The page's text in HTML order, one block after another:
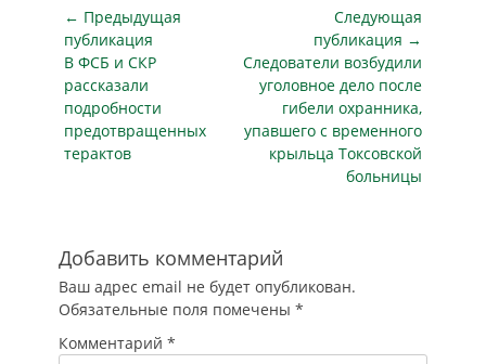
Федеральный закон
о внесении
изменений в
закон…
в четырех регионах
России, сообщает
РБК. То есть с 1
нескольких
регионах попавшие
в аварию водители
смогут оформить
Навигация
по
записям
← Предыдущая
публикация
Предыдущая
публикация
В ФСБ и СКР
рассказали
подробности
предотвращенных
терактов
Следующая
публикация →
Следующая
публикация
Следователи возбудили
уголовное дело после
гибели охранника,
упавшего с временного
крыльца Токсовской
больницы
Добавить комментарий
Ваш адрес email не будет опубликован.
Обязательные поля помечены *
Комментарий *